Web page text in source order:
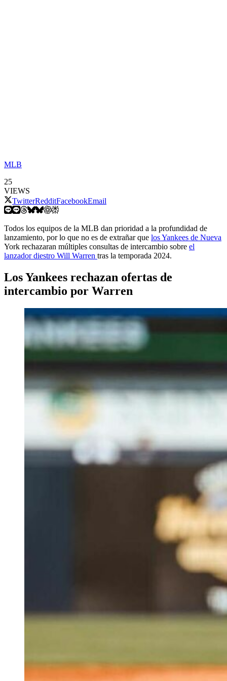
MLB
25
VIEWS
TwitterRedditFacebookEmail
Todos los equipos de la MLB dan prioridad a la profundidad de
lanzamiento, por lo que no es de extrañar que los Yankees de Nueva
York rechazaran múltiples consultas de intercambio sobre el
lanzador diestro Will Warren tras la temporada 2024.
Los Yankees rechazan ofertas de
intercambio por Warren